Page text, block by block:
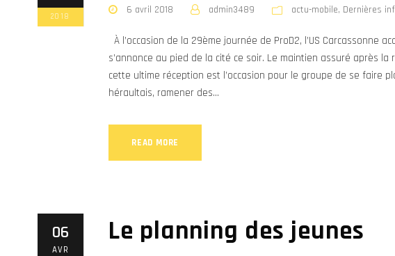
2018
6 avril 2018 admin3489 actu-mobile, Dernières
À l’occasion de la 29ème journée de ProD2, l’US Carcassonne
s’annonce au pied de la cité ce soir. Le maintien assuré après
cette ultime réception est l’occasion pour le groupe de se faire
héraultais, ramener des...
READ MORE
06
AVR
Le planning des jeunes